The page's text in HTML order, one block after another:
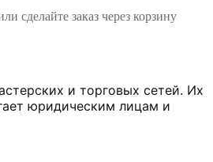
сделайте заказ через корзину
и торговых сетей. Их
юридическим лицам и